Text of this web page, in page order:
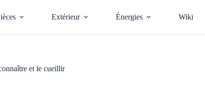
Extérieur Énergies Wiki
et le cueillir